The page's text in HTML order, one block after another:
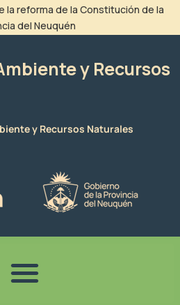
la reforma de la Constitución de la
del Neuquén
y Recursos
y Recursos Naturales